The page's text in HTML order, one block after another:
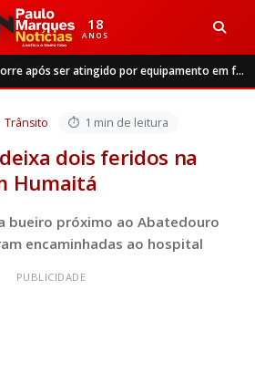
18
ANOS
ser atingido por equipamento em frigorífico de São Luiz Gonzaga
feridos na madrugada em Humaitá
Trânsito 1 min de leitura
dois feridos na
Humaitá
bueiro próximo ao Abatedouro
encaminhadas ao hospital